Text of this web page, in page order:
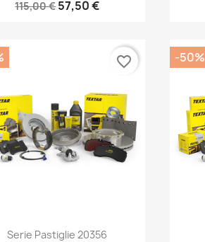
115,00 €57,50 €
Anteprima
Serie Pastiglie 20356
favorite_border -50%